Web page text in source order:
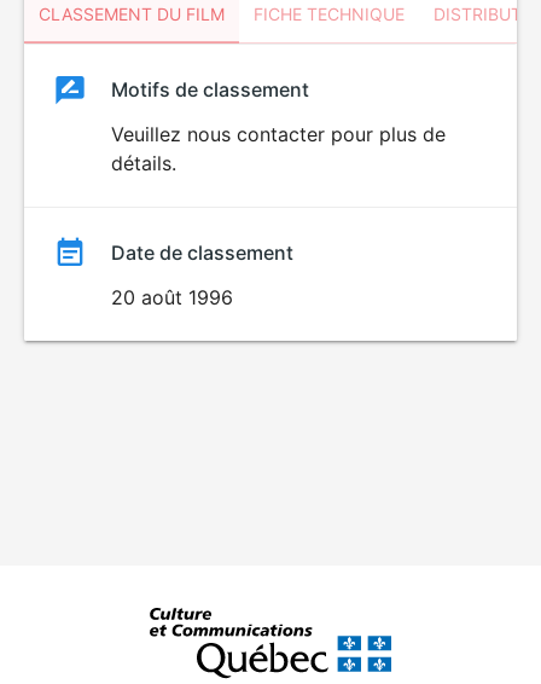
CLASSEMENT DU FILM FICHE TECHNIQUE
ClassementClassement
Motifs de classement
Veuillez nous contacter pour plus de
détails.
Date de classement
20 août 1996